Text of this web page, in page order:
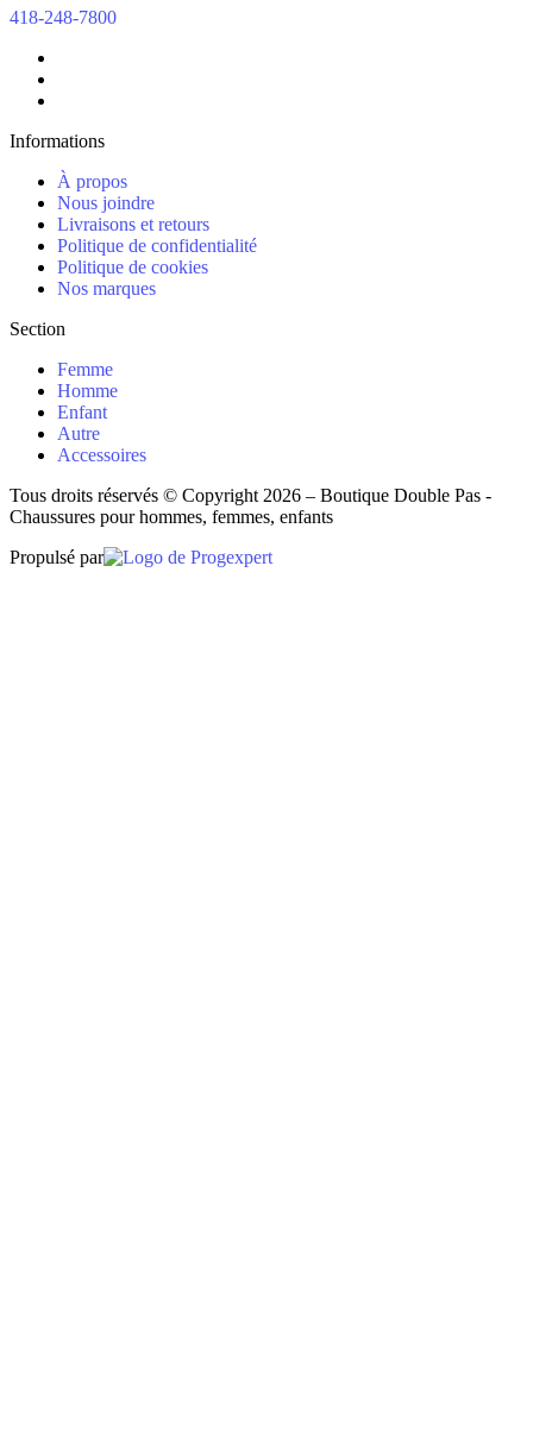
418-248-7800
Informations
À propos
Nous joindre
Livraisons et retours
Politique de confidentialité
Politique de cookies
Nos marques
Section
Femme
Homme
Enfant
Autre
Accessoires
Tous droits réservés © Copyright 2026 – Boutique Double Pas -
Chaussures pour hommes, femmes, enfants
Propulsé par